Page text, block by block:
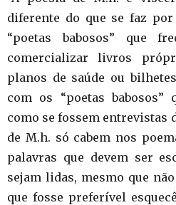
diferente do que se faz
“poetas babosos” que
comercializar livros
planos de saúde ou
com os “poetas babosos”
como se fossem entrevistas
de M.h. só cabem nos
palavras que devem ser
sejam lidas, mesmo que
que fosse preferível